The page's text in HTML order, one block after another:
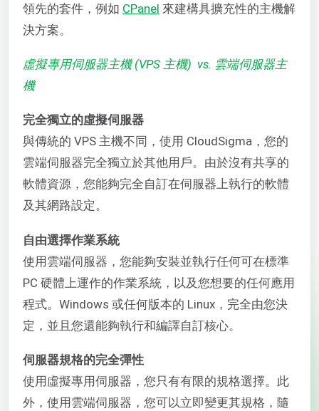
領先的套件，例如 CPanel 來建構具擴充性的主機解
決方案。
虛擬專用伺服器主機 (VPS 主機) vs. 雲端伺服器主
機
完全獨立的虛擬伺服器
與傳統的 VPS 主機不同，使用 CloudSigma，您的
雲端伺服器完全獨立於其他用戶。由於沒有共享的
軟體資源，您能夠完全自訂在伺服器上執行的軟體
及其網路設定。
自由選擇作業系統
使用雲端伺服器，您能夠安裝並執行任何可在標準
PC 硬體上運作的作業系統，以及您想要的任何應用
程式。Windows 或任何版本的 Linux，完全由您決
定，並且您還能夠執行和編譯自訂核心。
伺服器規格的完全彈性
使用虛擬專用伺服器，您只有有限的規格選擇。此
外，使用雲端伺服器，您可以立即變更其規格，隨